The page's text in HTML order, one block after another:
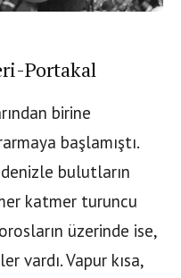
Portakal
birine
başlamıştı.
bulutların
katmer turuncu
üzerinde ise,
vardı. Vapur kısa,